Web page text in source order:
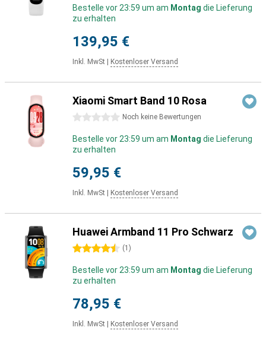
Bestelle vor 23:59 um am Montag die Lieferung
zu erhalten
139,95 €
Inkl. MwSt Kostenloser Versand
Xiaomi Smart Band 10 Rosa
0 Sterne Noch keine Bewertungen
Bestelle vor 23:59 um am Montag die Lieferung
zu erhalten
59,95 €
Inkl. MwSt Kostenloser Versand
Huawei Armband 11 Pro Schwarz
4.5 Sterne (1 )
Bestelle vor 23:59 um am Montag die Lieferung
zu erhalten
78,95 €
Inkl. MwSt Kostenloser Versand